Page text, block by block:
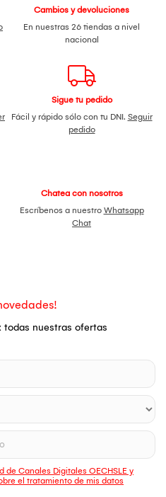
Cambios y devoluciones
En nuestras 26 tiendas a nivel
nacional
Sigue tu pedido
Fácil y rápido sólo con tu DNI. Seguir
pedido
Chatea con nosotros
Escríbenos a nuestro Whatsapp
Chat
todas nuestras ofertas
de Canales Digitales OECHSLE y
el tratamiento de mis datos